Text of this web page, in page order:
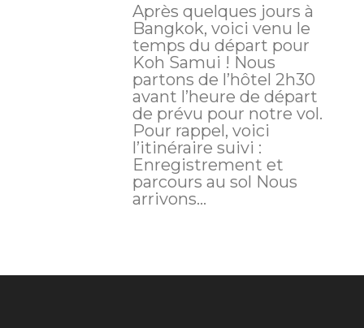
Après quelques jours à
Bangkok, voici venu le
temps du départ pour
Koh Samui ! Nous
partons de l’hôtel 2h30
avant l’heure de départ
de prévu pour notre vol.
Pour rappel, voici
l’itinéraire suivi :
Enregistrement et
parcours au sol Nous
arrivons...